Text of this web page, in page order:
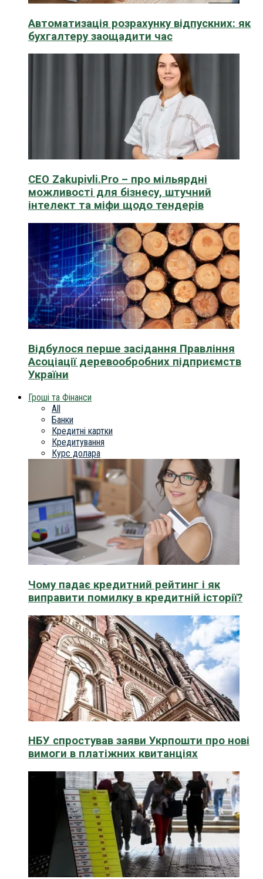
Автоматизація розрахунку відпускних: як
бухгалтеру заощадити час
CEO Zakupivli.Pro – про мільярдні
можливості для бізнесу, штучний
інтелект та міфи щодо тендерів
Відбулося перше засідання Правління
Асоціації деревообробних підприємств
України
Гроші та Фінанси
All
Банки
Кредитні картки
Кредитування
Курс долара
Чому падає кредитний рейтинг і як
виправити помилку в кредитній історії?
НБУ спростував заяви Укрпошти про нові
вимоги в платіжних квитанціях